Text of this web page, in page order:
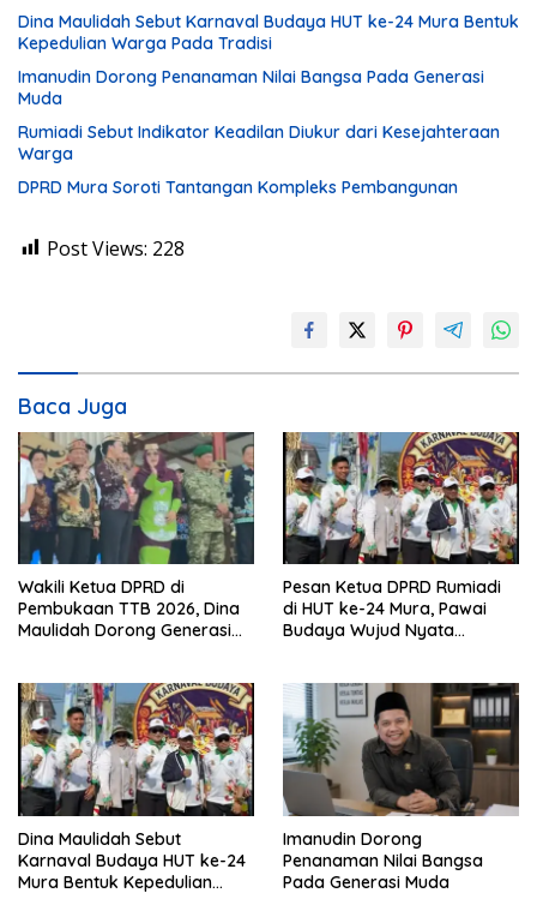
Dina Maulidah Sebut Karnaval Budaya HUT ke-24 Mura Bentuk
Kepedulian Warga Pada Tradisi
Imanudin Dorong Penanaman Nilai Bangsa Pada Generasi
Muda
Rumiadi Sebut Indikator Keadilan Diukur dari Kesejahteraan
Warga
DPRD Mura Soroti Tantangan Kompleks Pembangunan
Post Views: 228
Baca Juga
Wakili Ketua DPRD di
Pembukaan TTB 2026, Dina
Maulidah Dorong Generasi
Pesan Ketua DPRD Rumiadi
di HUT ke-24 Mura, Pawai
Budaya Wujud Nyata
Dina Maulidah Sebut
Karnaval Budaya HUT ke-24
Mura Bentuk Kepedulian
Imanudin Dorong
Penanaman Nilai Bangsa
Pada Generasi Muda